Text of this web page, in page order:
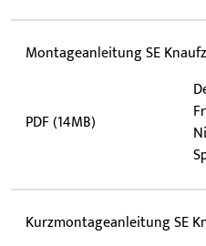
Montageanleitung SE
PDF (14MB)
Kurzmontageanleitung SE